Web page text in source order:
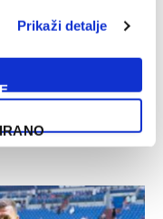
Prikaži detalje